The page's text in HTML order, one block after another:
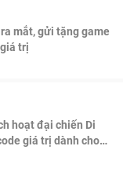
mắt, gửi tặng game
trị
hoạt đại chiến Di
giá trị dành cho